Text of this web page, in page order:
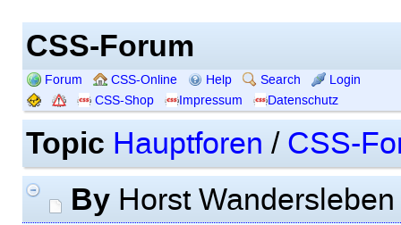
CSS-Forum
Forum CSS-Online Help Search
Login
CSS-Shop
Impressum Datenschutz
Topic Hauptforen / CSS-
ByHorst